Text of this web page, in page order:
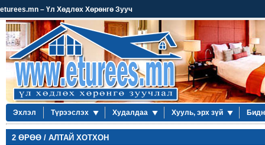
eturees.mn – Үл Хөдлөх Хөрөнгө Зууч
Эхлэл Түрээслэх Худалдаа Хууль, эрх зүй
2 ӨРӨӨ / АЛТАЙ ХОТХОН